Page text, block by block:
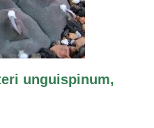
unguispinum,